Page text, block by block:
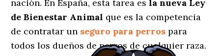
nación. En España, esta tarea esla nueva Ley
de Bienestar Animal que es la competencia
de contratar un seguro para perros para
todos los dueños de perros de cualquier raza.